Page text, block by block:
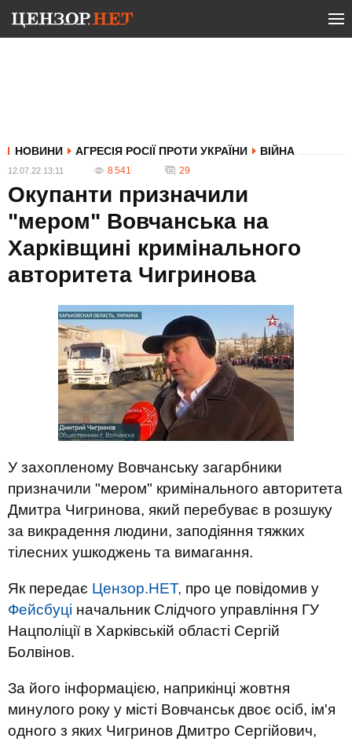
НОВИНИ АГРЕСІЯ РОСІЇ ПРОТИ УКРАЇНИ ВІЙНА
12.07.22 13:11 8 541 29
Окупанти призначили
"мером" Вовчанська на
Харківщині кримінального
авторитета Чигринова
У захопленому Вовчанську загарбники
призначили "мером" кримінального авторитета
Дмитра Чигринова, який перебуває в розшуку
за викрадення людини, заподіяння тяжких
тілесних ушкоджень та вимагання.
Як передає Цензор.НЕТ, про це повідомив у
Фейсбуці начальник Слідчого управління ГУ
Нацполіції в Харківській області Сергій
Болвінов.
За його інформацією, наприкінці жовтня
минулого року у місті Вовчанськ двоє осіб, ім'я
одного з яких Чигринов Дмитро Сергійович,